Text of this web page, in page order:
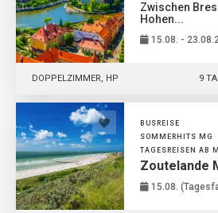
Zwischen
Hohen...
15.08. -
9
DOPPELZIMMER, HP
BUSREISE
SOMMERHITS MG
TAGESREISEN AB
Zoutelande
15.08.